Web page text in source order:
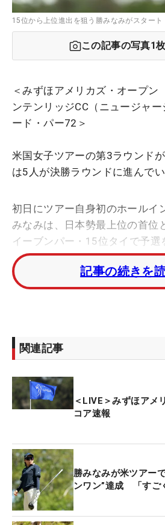
15位から上位進出を狙う勝みなみがスター
この記事の写真1
＜みずほアメリカズ・オープ
ンテンリッジCC（ニュージャ
ード・パー72＞
米国女子ツアーの第3ラウンド
は5人が決勝ラウンドに進んでい
初日にツアー自身初のホールイ
みなみは、日本勢最上位の首位
イーブンパー・15位タイで予選
後8時20分に日本勢の先陣を切
ティオフ。パーで滑り出した。
トータル1オーバー・31位タイ
分。3オーバーの馬場咲希は午
ぞれ10番から上位進出を目指す
優勝者には48万7500ドル（約
る。
記事の続きを
関連記事
＜LIVE＞みずほア
コア速報
勝みなみが米ツアー
ンワン”達成 「すご